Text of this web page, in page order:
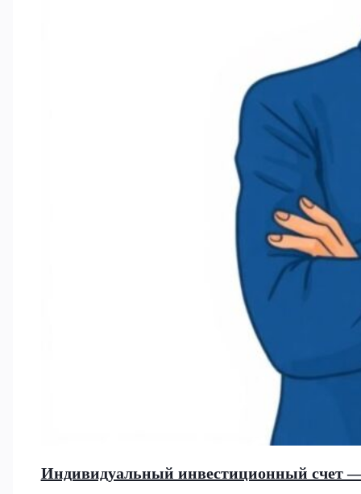
Индивидуальный инвестиционный счет